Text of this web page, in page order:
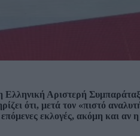
Ελληνική Αριστερή
ότι, μετά τον «πιστό
εκλογές, ακόμη και